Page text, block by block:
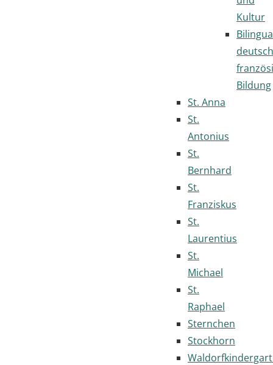
Kultur
deutsch
Bildung
St. Anna
St.
Antonius
St.
Bernhard
St.
Franziskus
St.
Laurentius
St.
Michael
St.
Raphael
Sternchen
Stockhorn